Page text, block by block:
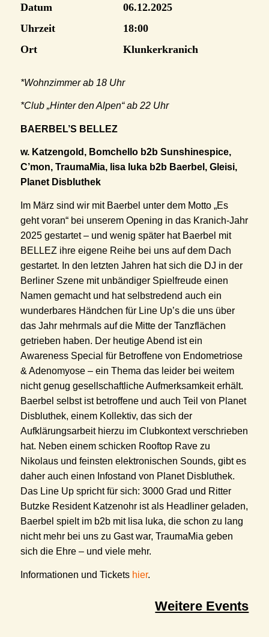
Datum
06.12.2025
Uhrzeit
18:00
Ort
Klunkerkranich
*Wohnzimmer ab 18 Uhr
*Club „Hinter den Alpen“ ab 22 Uhr
BAERBEL’S BELLEZ
w. Katzengold, Bomchello b2b Sunshinespice,
C’mon, TraumaMia, lisa luka b2b Baerbel, Gleisi,
Planet Disbluthek
Im März sind wir mit Baerbel unter dem Motto „Es
geht voran“ bei unserem Opening in das Kranich-Jahr
2025 gestartet – und wenig später hat Baerbel mit
BELLEZ ihre eigene Reihe bei uns auf dem Dach
gestartet. In den letzten Jahren hat sich die DJ in der
Berliner Szene mit unbändiger Spielfreude einen
Namen gemacht und hat selbstredend auch ein
wunderbares Händchen für Line Up’s die uns über
das Jahr mehrmals auf die Mitte der Tanzflächen
getrieben haben. Der heutige Abend ist ein
Awareness Special für Betroffene von Endometriose
& Adenomyose – ein Thema das leider bei weitem
nicht genug gesellschaftliche Aufmerksamkeit erhält.
Baerbel selbst ist betroffene und auch Teil von Planet
Disbluthek, einem Kollektiv, das sich der
Aufklärungsarbeit hierzu im Clubkontext verschrieben
hat. Neben einem schicken Rooftop Rave zu
Nikolaus und feinsten elektronischen Sounds, gibt es
daher auch einen Infostand von Planet Disbluthek.
Das Line Up spricht für sich: 3000 Grad und Ritter
Butzke Resident Katzenohr ist als Headliner geladen,
Baerbel spielt im b2b mit lisa luka, die schon zu lang
nicht mehr bei uns zu Gast war, TraumaMia geben
sich die Ehre – und viele mehr.
Informationen und Tickets hier.
Weitere Events